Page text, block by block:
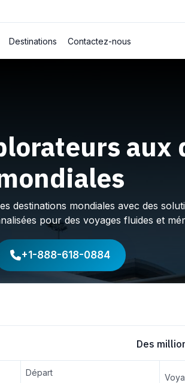
Destinations Contactez-nous
destinations mondiales avec des
pour des voyages fluides et
+1-888-618-0884
Des
Départ